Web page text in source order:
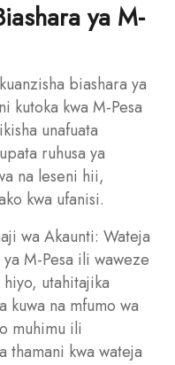
ya M-
biashara ya
kutoka kwa M-Pesa
unafuata
ruhusa ya
na leseni hii,
kwa ufanisi.
wa Akaunti: Wateja
M-Pesa ili waweze
utahitajika
kuwa na mfumo wa
muhimu ili
thamani kwa wateja